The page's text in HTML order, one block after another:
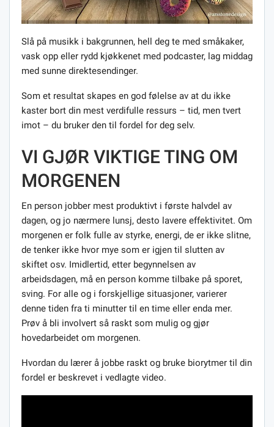
Slå på musikk i bakgrunnen, hell deg te med småkaker,
vask opp eller rydd kjøkkenet med podcaster, lag middag
med sunne direktesendinger.
Som et resultat skapes en god følelse av at du ikke
kaster bort din mest verdifulle ressurs – tid, men tvert
imot – du bruker den til fordel for deg selv.
VI GJØR VIKTIGE TING OM
MORGENEN
En person jobber mest produktivt i første halvdel av
dagen, og jo nærmere lunsj, desto lavere effektivitet. Om
morgenen er folk fulle av styrke, energi, de er ikke slitne,
de tenker ikke hvor mye som er igjen til slutten av
skiftet osv. Imidlertid, etter begynnelsen av
arbeidsdagen, må en person komme tilbake på sporet,
sving. For alle og i forskjellige situasjoner, varierer
denne tiden fra ti minutter til en time eller enda mer.
Prøv å bli involvert så raskt som mulig og gjør
hovedarbeidet om morgenen.
Hvordan du lærer å jobbe raskt og bruke biorytmer til din
fordel er beskrevet i vedlagte video.